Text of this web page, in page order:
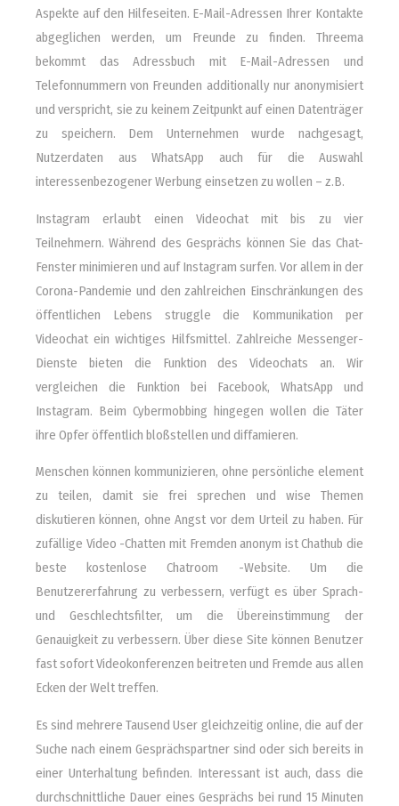
Aspekte auf den Hilfeseiten. E-Mail-Adressen Ihrer Kontakte
abgeglichen werden, um Freunde zu finden. Threema
bekommt das Adressbuch mit E-Mail-Adressen und
Telefonnummern von Freunden additionally nur anonymisiert
und verspricht, sie zu keinem Zeitpunkt auf einen Datenträger
zu speichern. Dem Unternehmen wurde nachgesagt,
Nutzerdaten aus WhatsApp auch für die Auswahl
interessenbezogener Werbung einsetzen zu wollen – z.B.
Instagram erlaubt einen Videochat mit bis zu vier
Teilnehmern. Während des Gesprächs können Sie das Chat-
Fenster minimieren und auf Instagram surfen. Vor allem in der
Corona-Pandemie und den zahlreichen Einschränkungen des
öffentlichen Lebens struggle die Kommunikation per
Videochat ein wichtiges Hilfsmittel. Zahlreiche Messenger-
Dienste bieten die Funktion des Videochats an. Wir
vergleichen die Funktion bei Facebook, WhatsApp und
Instagram. Beim Cybermobbing hingegen wollen die Täter
ihre Opfer öffentlich bloßstellen und diffamieren.
Menschen können kommunizieren, ohne persönliche element
zu teilen, damit sie frei sprechen und wise Themen
diskutieren können, ohne Angst vor dem Urteil zu haben. Für
zufällige Video -Chatten mit Fremden anonym ist Chathub die
beste kostenlose Chatroom -Website. Um die
Benutzererfahrung zu verbessern, verfügt es über Sprach-
und Geschlechtsfilter, um die Übereinstimmung der
Genauigkeit zu verbessern. Über diese Site können Benutzer
fast sofort Videokonferenzen beitreten und Fremde aus allen
Ecken der Welt treffen.
Es sind mehrere Tausend User gleichzeitig online, die auf der
Suche nach einem Gesprächspartner sind oder sich bereits in
einer Unterhaltung befinden. Interessant ist auch, dass die
durchschnittliche Dauer eines Gesprächs bei rund 15 Minuten